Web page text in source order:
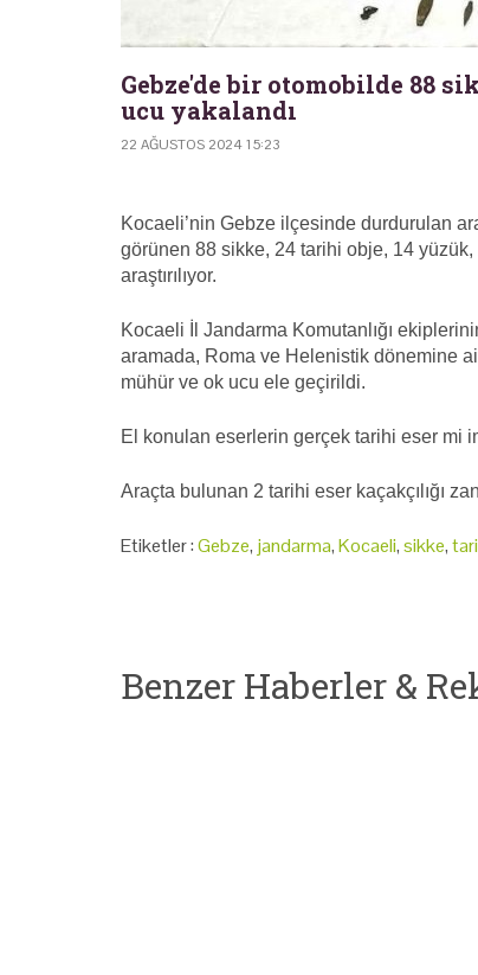
Gebze'de bir otomobilde 88
ucu yakalandı
22 AĞUSTOS 2024 15:23
Kocaeli’nin Gebze ilçesinde durdurulan
görünen 88 sikke, 24 tarihi obje, 14
araştırılıyor.
Kocaeli İl Jandarma Komutanlığı
aramada, Roma ve Helenistik dönemine
mühür ve ok ucu ele geçirildi.
El konulan eserlerin gerçek tarihi eser mi
Araçta bulunan 2 tarihi eser kaçakçılığı
Etiketler :Gebze, jandarma,Kocaeli,sikke,
Benzer Haberler &